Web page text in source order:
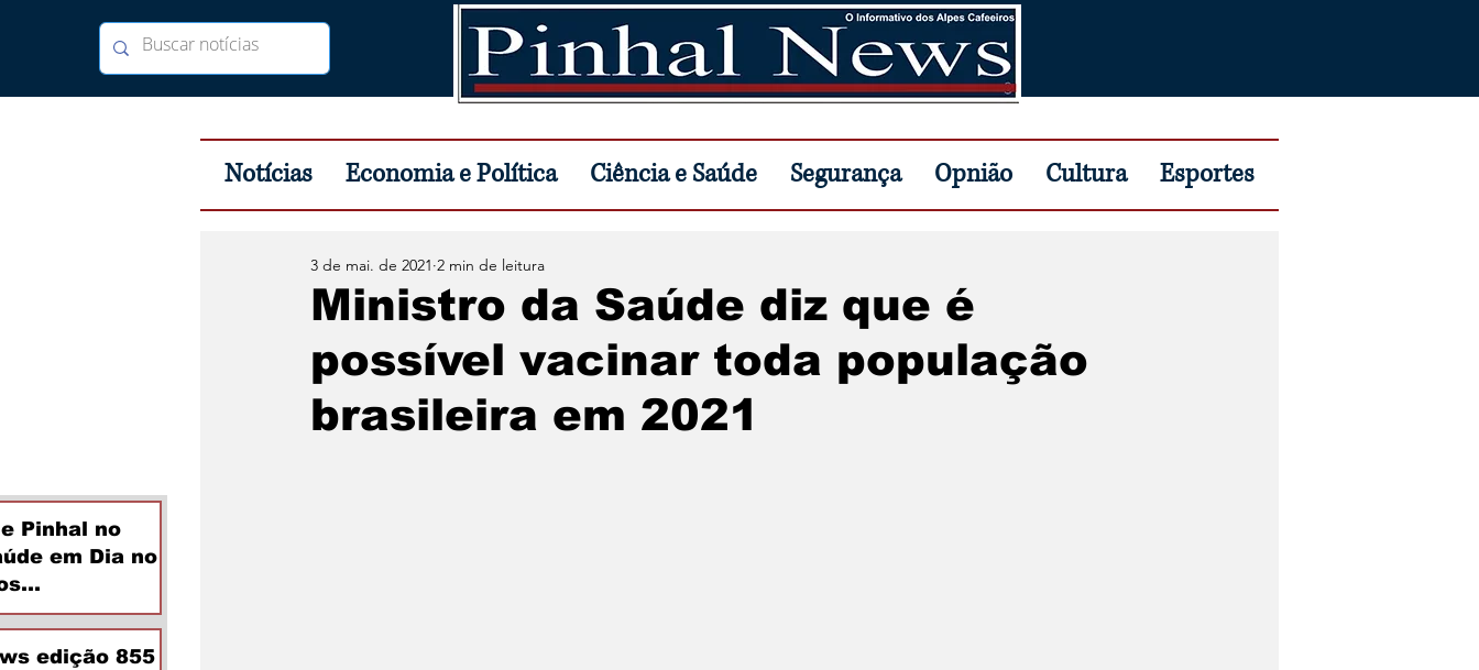
Notícias Economia e Política Ciência e Saúde Segurança Opnião Cultura Esportes
Pinhal no
em Dia no
edição 855
Ministro da Saúde diz que é
possível vacinar toda população
brasileira em 2021
3 de mai. de 2021 2 min de leitura